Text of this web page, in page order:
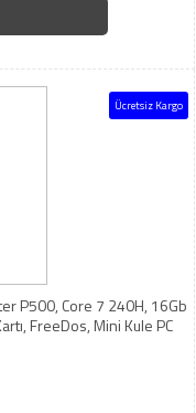
Ücretsiz Kargo
P500, Core 7 240H, 16Gb
FreeDos, Mini Kule PC